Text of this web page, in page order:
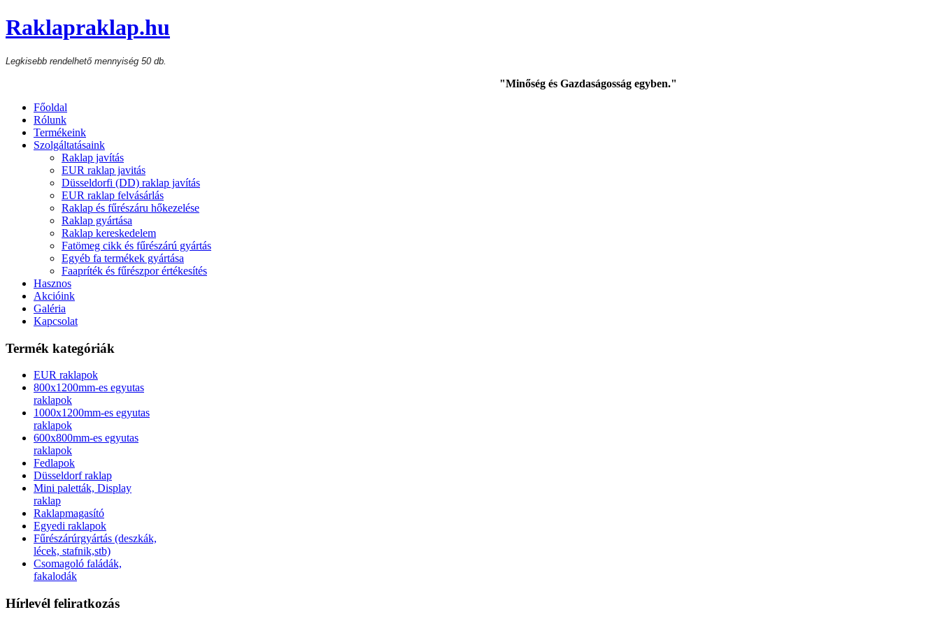
Raklapraklap.hu
Legkisebb rendelhető mennyiség 50 db.
"Minőség és Gazdaságosság egyben."
Főoldal
Rólunk
Termékeink
Szolgáltatásaink
Raklap javítás
EUR raklap javitás
Düsseldorfi (DD) raklap javítás
EUR raklap felvásárlás
Raklap és fűrészáru hőkezelése
Raklap gyártása
Raklap kereskedelem
Fatömeg cikk és fűrészárú gyártás
Egyéb fa termékek gyártása
Faapríték és fűrészpor értékesítés
Hasznos
Akcióink
Galéria
Kapcsolat
Termék kategóriák
EUR raklapok
800x1200mm-es egyutas
raklapok
1000x1200mm-es egyutas
raklapok
600x800mm-es egyutas
raklapok
Fedlapok
Düsseldorf raklap
Mini paletták, Display
raklap
Raklapmagasító
Egyedi raklapok
Fűrészárúrgyártás (deszkák,
lécek, stafnik,stb)
Csomagoló faládák,
fakalodák
Hírlevél feliratkozás